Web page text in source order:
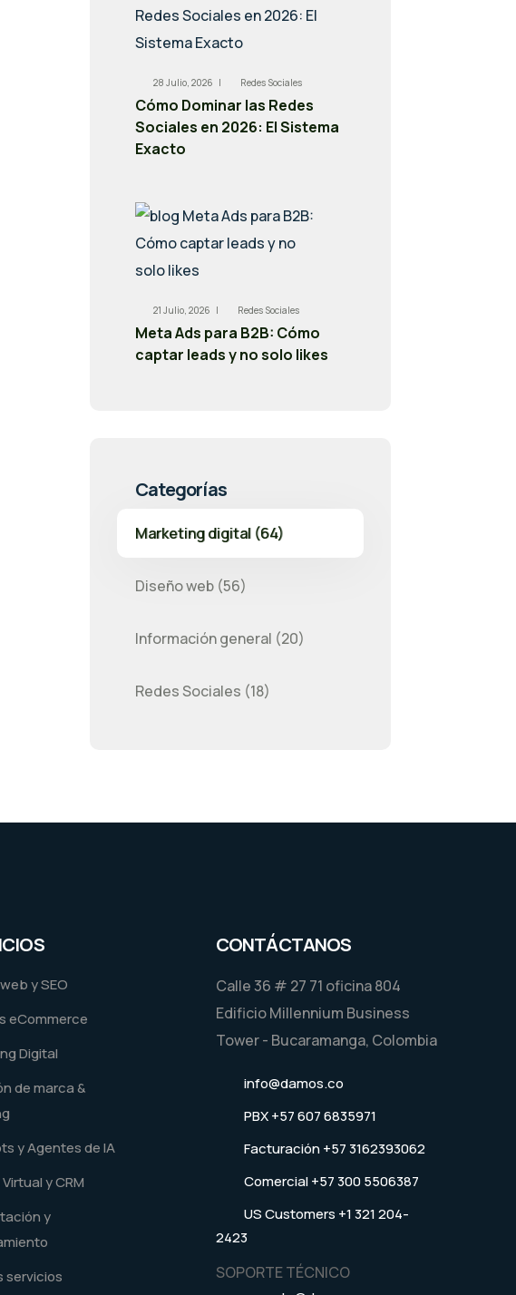
28 Julio, 2026 | Redes Sociales
Cómo Dominar las Redes
Sociales en 2026: El Sistema
Exacto
21 Julio, 2026 | Redes Sociales
Meta Ads para B2B: Cómo
captar leads y no solo likes
Categorías
Marketing digital (64)
Diseño web (56)
Información general (20)
Redes Sociales (18)
y SEO
eCommerce
Digital
de marca &
y Agentes de IA
y CRM
y
servicios
CONTÁCTANOS
Calle 36 # 27 71 oficina 804
Edificio Millennium Business
Tower - Bucaramanga, Colombia
info@damos.co
PBX +57 607 6835971
Facturación +57 3162393062
Comercial +57 300 5506387
US Customers +1 321 204-
2423
SOPORTE TÉCNICO